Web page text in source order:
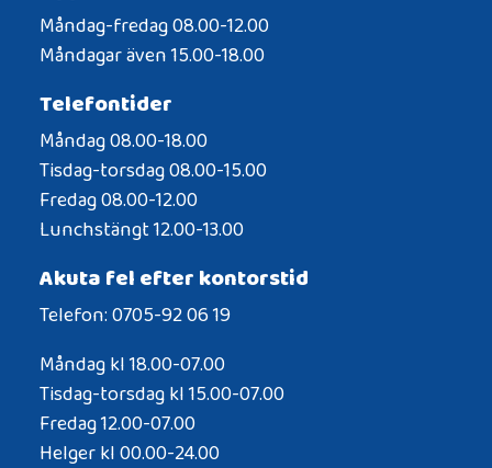
Måndag-fredag 08.00-12.00
Måndagar även 15.00-18.00
Telefontider
Måndag 08.00-18.00
Tisdag-torsdag 08.00-15.00
Fredag 08.00-12.00
Lunchstängt 12.00-13.00
Akuta fel efter kontorstid
Telefon: 0705-92 06 19
Måndag kl 18.00-07.00
Tisdag-torsdag kl 15.00-07.00
Fredag 12.00-07.00
Helger kl 00.00-24.00